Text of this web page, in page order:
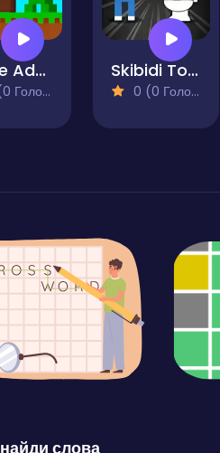
Steve Adventurecraft Skibidi Toilet Invasion
0 (0 Голосів)
слова